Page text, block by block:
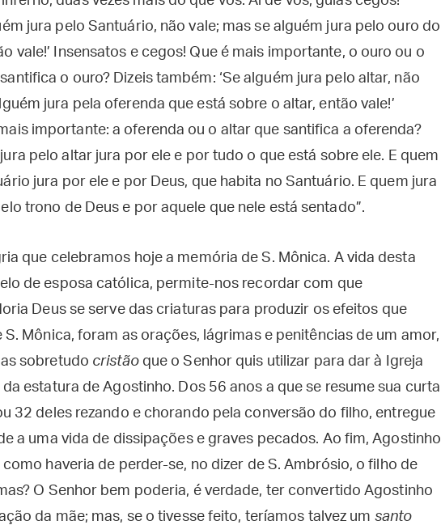
jura pelo Santuário, não vale; mas se alguém jura pelo ouro do
vale!’ Insensatos e cegos! Que é mais importante, o ouro ou o
o ouro? Dizeis também: ‘Se alguém jura pelo altar, não
jura pela oferenda que está sobre o altar, então vale!’
importante: a oferenda ou o altar que santifica a oferenda?
pelo altar jura por ele e por tudo o que está sobre ele. E quem
jura por ele e por Deus, que habita no Santuário. E quem jura
trono de Deus e por aquele que nele está sentado”.
que celebramos hoje a memória de S. Mônica. A vida desta
de esposa católica, permite-nos recordar com que
Deus se serve das criaturas para produzir os efeitos que
S. Mônica, foram as orações, lágrimas e penitências de um amor,
sobretudo cristãoque o Senhor quis utilizar para dar à Igreja
estatura de Agostinho. Dos 56 anos a que se resume sua curta
32 deles rezando e chorando pela conversão do filho, entregue
a uma vida de dissipações e graves pecados. Ao fim, Agostinho
haveria de perder-se, no dizer de S. Ambrósio, o filho de
O Senhor bem poderia, é verdade, ter convertido Agostinho
da mãe; mas, se o tivesse feito, teríamos talvez um santo